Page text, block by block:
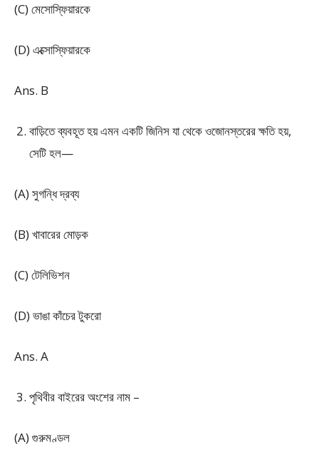
(C) মেসোস্ফিয়ারকে
(D) এক্সোস্ফিয়ারকে
Ans. B
বাড়িতে ব্যবহূত হয় এমন একটি জিনিস যা থেকে ওজোনস্তরের ক্ষতি হয়,
সেটি হল—
(A) সুগন্ধি দ্রব্য
(B) খাবারের মোড়ক
(C) টেলিভিশন
(D) ভাঙা কাঁচের টুকরো
Ans. A
পৃথিবীর বাইরের অংশের নাম –
(A) গুরুমণ্ডল